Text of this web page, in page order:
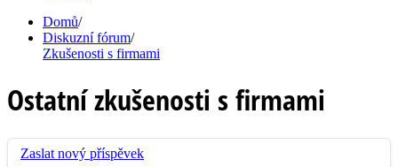
Domů/
Diskuzní fórum/
Zkušenosti s firmami
Ostatní zkušenosti s firmami
Zaslat nový příspěvek